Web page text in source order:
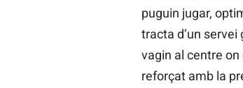
puguin jugar,
tracta d’un
vagin al centre on
reforçat amb la